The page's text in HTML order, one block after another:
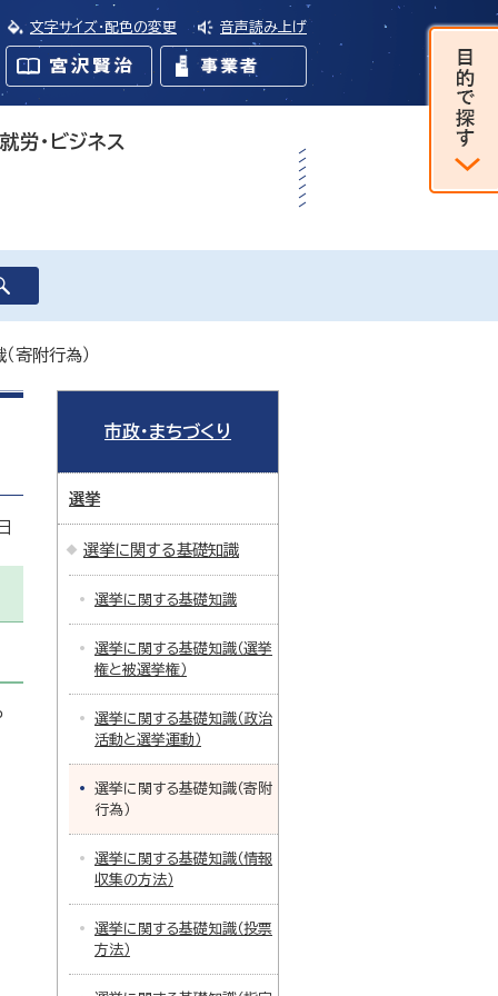
文字サイズ・配色の変更 音声読み上げ
労・ビジネス
寄附行為）
市政・まちづくり
選挙
選挙に関する基礎知識
選挙に関する基礎知識
選挙に関する基礎知識（選挙
権と被選挙権）
選挙に関する基礎知識（政治
活動と選挙運動）
選挙に関する基礎知識（寄附
行為）
選挙に関する基礎知識（情報
収集の方法）
選挙に関する基礎知識（投票
方法）